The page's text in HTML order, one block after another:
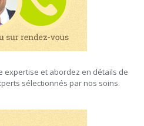
expertise et abordez en détails de
sélectionnés par nos soins.